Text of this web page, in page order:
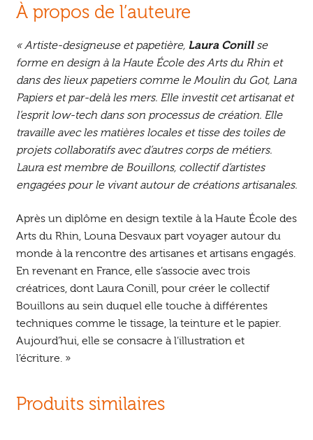
À propos de l’auteure
« Artiste-designeuse et papetière, Laura Conillse
forme en design à la Haute École des Arts du Rhin et
dans des lieux papetiers comme le Moulin du Got, Lana
Papiers et par-delà les mers. Elle investit cet artisanat et
l’esprit low-tech dans son processus de création. Elle
travaille avec les matières locales et tisse des toiles de
projets collaboratifs avec d’autres corps de métiers.
Laura est membre de Bouillons, collectif d’artistes
engagées pour le vivant autour de créations artisanales.
Après un diplôme en design textile à la Haute École des
Arts du Rhin, Louna Desvaux part voyager autour du
monde à la rencontre des artisanes et artisans engagés.
En revenant en France, elle s’associe avec trois
créatrices, dont Laura Conill, pour créer le collectif
Bouillons au sein duquel elle touche à différentes
techniques comme le tissage, la teinture et le papier.
Aujourd’hui, elle se consacre à l’illustration et
l’écriture. »
Produits similaires